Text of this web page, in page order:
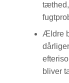
Ældre
bliver